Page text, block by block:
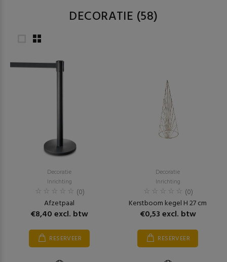
DECORATIE (58)
Decoratie
Inrichting
(0)
Afzetpaal
€8,40 excl. btw
RESERVEER
Decoratie
Inrichting
(0)
Kerstboom kegel H 27 cm
€0,53 excl. btw
RESERVEER